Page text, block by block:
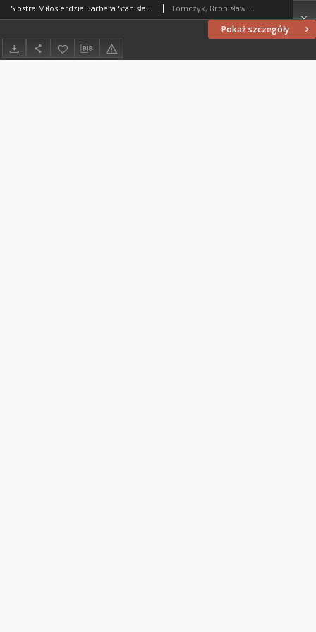
Pokaż szczegóły
Siostra Miłosierdzia Barbara Stanisława Samulowska (†1950) wizjonerka z Gietrzwałdu Tomczyk, Bronisław (1926-2016)